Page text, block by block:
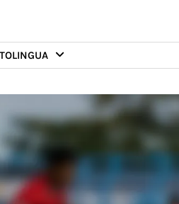
LINGUA